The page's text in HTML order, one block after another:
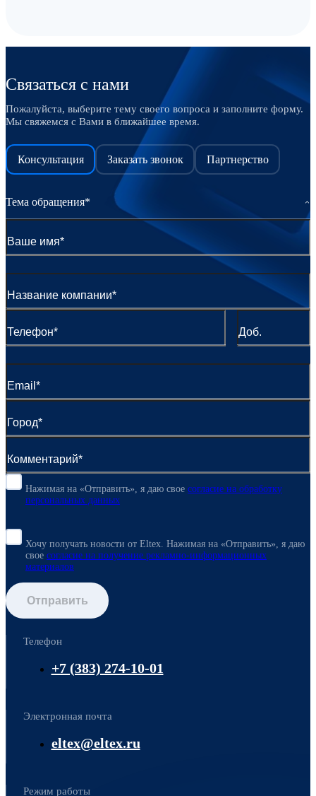
Связаться с нами
Пожалуйста, выберите тему своего вопроса и заполните форму.
Мы свяжемся с Вами в ближайшее время.
Консультация Заказать звонок Партнерство
Тема обращения*
Нажимая на «Отправить», я даю свое согласие на обработку
персональных данных
Хочу получать новости от Eltex. Нажимая на «Отправить», я даю
свое согласие на получение рекламно-информационных
материалов
Отправить
Телефон
+7 (383) 274-10-01
Электронная почта
eltex@eltex.ru
Режим работы